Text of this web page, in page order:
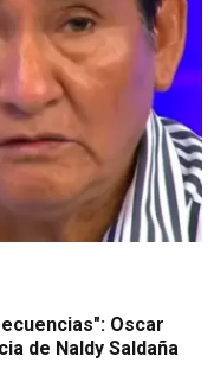
Oscar
de Naldy Saldaña